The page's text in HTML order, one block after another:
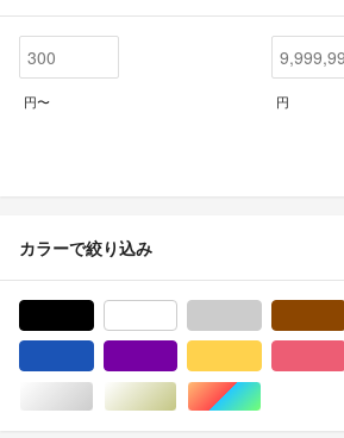
円〜 円
カラーで絞り込み
シルバー/銀色系ゴールド/金色系マルチカラー